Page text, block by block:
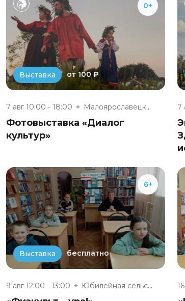
0+
Выставка от 100 ₽
7 авг 10:00 - 18:00 Малоярославецкий музейно-выста...
Фотовыставка «Диалог
культур»
7
6+
Выставка бесплатно
9 авг 12:00 - 13:00 Юбилейная сельская модельная б...